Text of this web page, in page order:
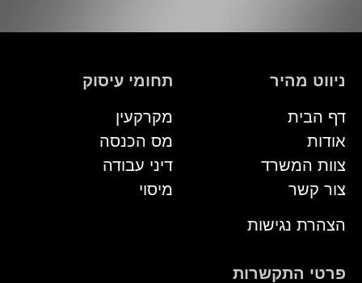
ניווט מהיר
דף הבית
אודות
צוות המשרד
צור קשר
הצהרת נגישות
תחומי עיסוק
מקרקעין
מס הכנסה
דיני עבודה
מיסוי
פרטי התקשרות